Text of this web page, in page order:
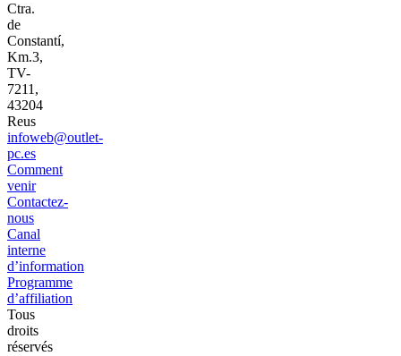
Ctra.
de
Constantí,
Km.3,
TV-
7211,
43204
Reus
infoweb@outlet-
pc.es
Comment
venir
Contactez-
nous
Canal
interne
d’information
Programme
d’affiliation
Tous
droits
réservés